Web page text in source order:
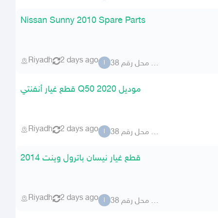
Nissan Sunny 2010 Spare Parts
Riyadh 2 days ago ا المطلق محل رقم 38
قطع غيار أنفنتي Q50 موديل 2020
Riyadh 2 days ago ا المطلق محل رقم 38
قطع غيار نيسان باترول وينت 2014
Riyadh 2 days ago ا المطلق محل رقم 38